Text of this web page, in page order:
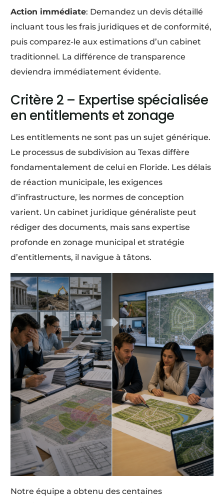
Action immédiate: Demandez un devis détaillé
incluant tous les frais juridiques et de conformité,
puis comparez-le aux estimations d’un cabinet
traditionnel. La différence de transparence
deviendra immédiatement évidente.
Critère 2 – Expertise spécialisée
en entitlements et zonage
Les entitlements ne sont pas un sujet générique.
Le processus de subdivision au Texas diffère
fondamentalement de celui en Floride. Les délais
de réaction municipale, les exigences
d’infrastructure, les normes de conception
varient. Un cabinet juridique généraliste peut
rédiger des documents, mais sans expertise
profonde en zonage municipal et stratégie
d’entitlements, il navigue à tâtons.
Notre équipe a obtenu des centaines